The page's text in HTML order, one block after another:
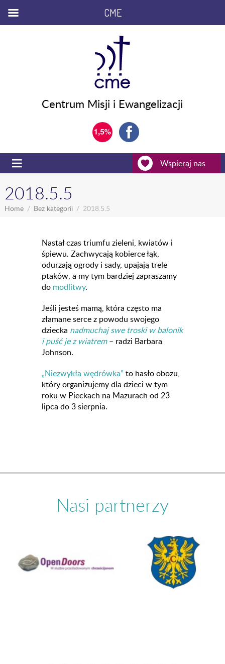
Centrum Misji i Ewangelizacji
Wspieraj nas
2018.5.5
Home Bez kategorii 2018.5.5
Nastał czas triumfu zieleni, kwiatów i
śpiewu. Zachwycają kobierce łąk,
odurzają ogrody i sady, upajają trele
ptaków, a my tym bardziej zapraszamy
do modlitwy.
Jeśli jesteś mamą, która często ma
złamane serce z powodu swojego
dziecka nadmuchaj swe troski w balonik
i puść je z wiatrem– radzi Barbara
Johnson.
„Niezwykła wędrówka” to hasło obozu,
który organizujemy dla dzieci w tym
roku w Pieckach na Mazurach od 23
lipca do 3 sierpnia.
Nasi partnerzy
CME